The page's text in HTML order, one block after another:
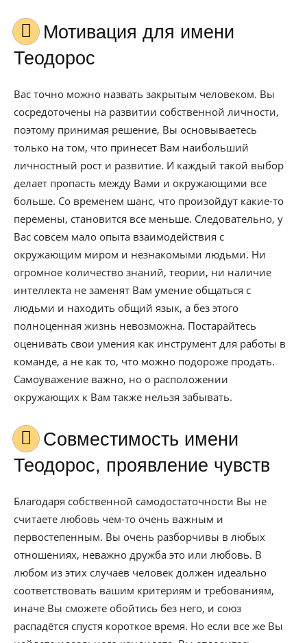
Мотивация для имени
Теодорос
Вас точно можно назвать закрытым человеком. Вы
сосредоточены на развитии собственной личности,
поэтому принимая решение, Вы основываетесь
только на том, что принесет Вам наибольший
личностный рост и развитие. И каждый такой выбор
делает пропасть между Вами и окружающими все
больше. Со временем шанс, что произойдут какие-то
перемены, становится все меньше. Следовательно, у
Вас совсем мало опыта взаимодействия с
окружающим миром и незнакомыми людьми. Ни
огромное количество знаний, теории, ни наличие
интеллекта не заменят Вам умение общаться с
людьми и находить общий язык, а без этого
полноценная жизнь невозможна. Постарайтесь
оценивать свои умения как инструмент для работы в
команде, а не как то, что можно подороже продать.
Самоуважение важно, но о расположении
окружающих к Вам также нельзя забывать.
Совместимость имени
Теодорос, проявление чувств
Благодаря собственной самодостаточности Вы не
считаете любовь чем-то очень важным и
первостепенным. Вы очень разборчивы в любых
отношениях, неважно дружба это или любовь. В
любом из этих случаев человек должен идеально
соответствовать вашим критериям и требованиям,
иначе Вы сможете обойтись без него, и союз
распадётся спустя короткое время. Но если все же Вы